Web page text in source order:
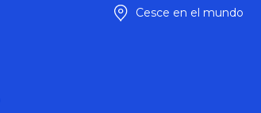
Cesce en el mundo